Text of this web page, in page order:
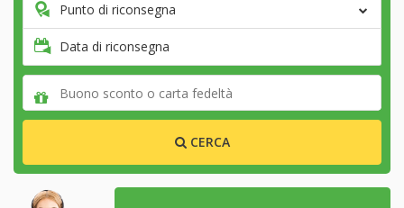
Punto di riconsegna
Data di riconsegna
CERCA